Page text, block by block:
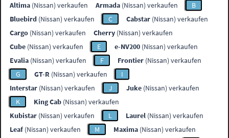
Altima (Nissan) verkaufen Armada (Nissan) verkaufen
B
Bluebird (Nissan) verkaufen C Cabstar (Nissan) verkaufen
Cargo (Nissan) verkaufen Cherry (Nissan) verkaufen
Cube (Nissan) verkaufen E e-NV200 (Nissan) verkaufen
Evalia (Nissan) verkaufen F Frontier (Nissan) verkaufen
G
GT-R (Nissan) verkaufen
I
Interstar (Nissan) verkaufen J Juke (Nissan) verkaufen
K
King Cab (Nissan) verkaufen
Kubistar (Nissan) verkaufen L Laurel (Nissan) verkaufen
Leaf (Nissan) verkaufen M Maxima (Nissan) verkaufen